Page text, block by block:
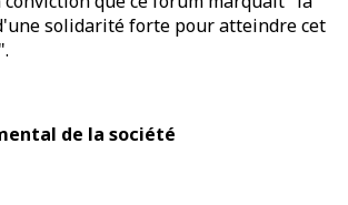
solidarité forte pour atteindre cet
de la société